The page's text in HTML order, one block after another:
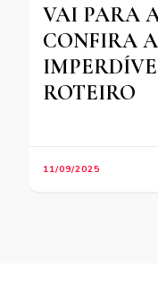
VAI PARA
CONFIRA
ROTEIRO
11/09/2025